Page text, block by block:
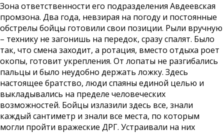
Зона ответственности его подразделения Авдеевская
промзона. Два года, невзирая на погоду и постоянные
обстрелы бойцы готовили свои позиции. Рыли вручную
– технику не загонишь на передок, сразу спалят. Было
так, что смена заходит, а ротация, вместо отдыха роет
окопы, готовит укрепления. От лопаты не разгибались
пальцы и было неудобно держать ложку. Здесь
настоящее братство, люди спаяны единой целью и
выкладывались на пределе человеческих
возможностей. Бойцы излазили здесь все, знали
каждый сантиметр и знали все места, по которым
могли пройти вражеские ДРГ. Устраивали на них